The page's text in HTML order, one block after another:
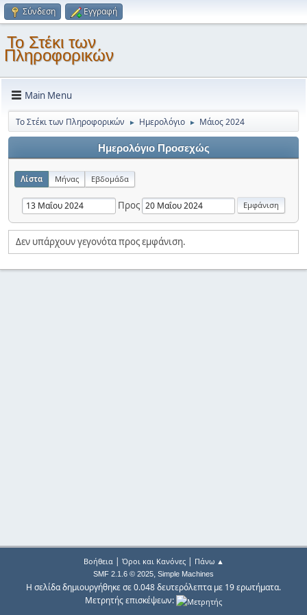
Σύνδεση Εγγραφή
Το Στέκι των
Πληροφορικών
Main Menu
Το Στέκι των Πληροφορικών ► Ημερολόγιο ► Μάιος 2024
Ημερολόγιο Προσεχώς
Λίστα Μήνας Εβδομάδα
Προς
Δεν υπάρχουν γεγονότα προς εμφάνιση.
Βοήθεια| Όροι και Κανόνες| Πάνω ▲
SMF 2.1.6 © 2025, Simple Machines
Η σελίδα δημιουργήθηκε σε 0.048 δευτερόλεπτα με 19 ερωτήματα.
Μετρητής επισκέψεων: